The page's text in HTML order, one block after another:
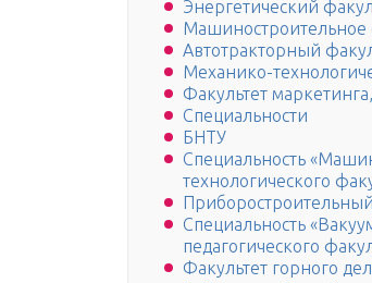
Энергетический
Машиностроительное
Автотракторный
Механико-
Факультет
Специальности
БНТУ
Специальность
технологического
Специальность
педагогического
Факультет горного